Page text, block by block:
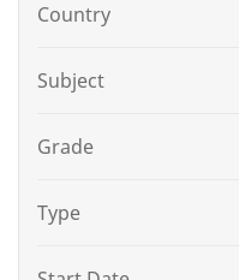
Country
Subject
Grade
Type